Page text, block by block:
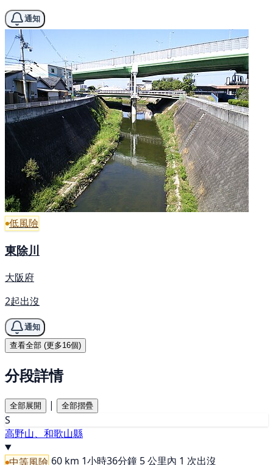
通知
低風險
東除川
大阪府
2起出沒
通知
查看全部 (更多16個)
分段詳情
全部展開 | 全部摺疊
S
高野山、和歌山縣
中等風險 60 km 1小時36分鐘 5 公里內 1 次出沒